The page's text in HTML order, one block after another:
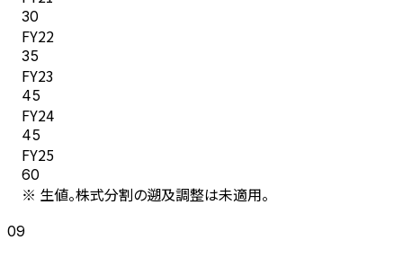
30
FY22
35
FY23
45
FY24
45
FY25
60
※ 生値。株式分割の遡及調整は未適用。
09